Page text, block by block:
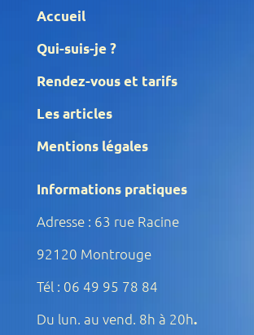
Accueil
Qui-suis-je ?
Rendez-vous et tarifs
Les articles
Mentions légales
Informations pratiques
Adresse : 63 rue Racine
92120 Montrouge
Tél : 06 49 95 78 84
Du lun. au vend. 8h à 20h.